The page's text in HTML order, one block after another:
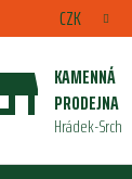
CZK
KAMENNÁ
PRODEJNA
Hrádek-Srch